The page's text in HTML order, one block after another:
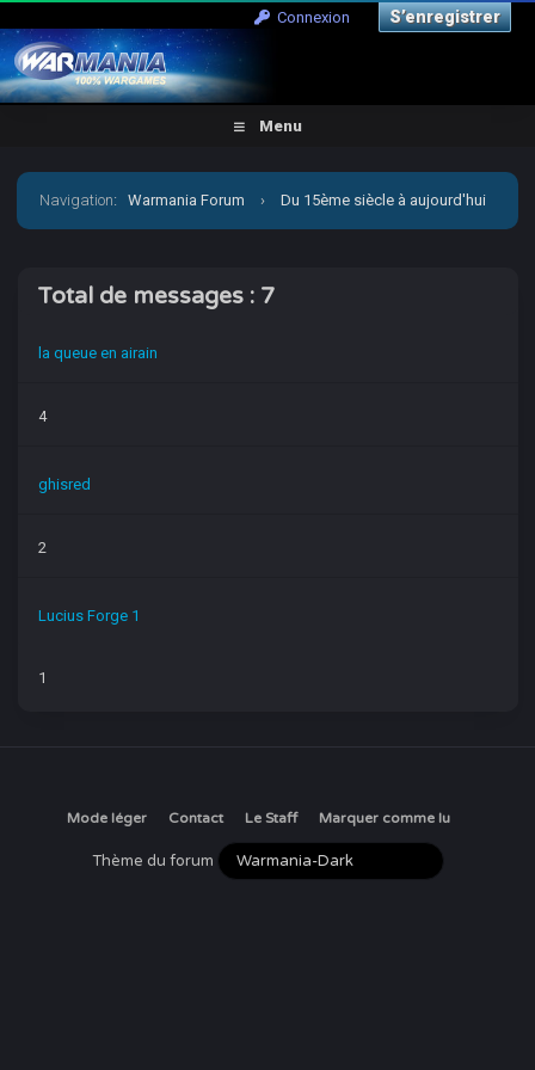
Connexion S’enregistrer
Menu
Navigation:Warmania Forum › Du 15ème siècle à aujourd'hui
Qui a posté ?
Total de messages : 7
la queue en airain
4
ghisred
2
Lucius Forge 1
1
Mode léger Contact Le Staff Marquer comme lu
Thème du forum